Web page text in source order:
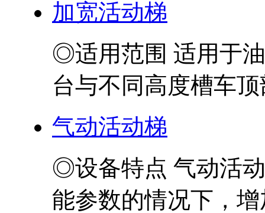
加宽活动梯
◎适用范围 适用于
台与不同高度槽车
气动活动梯
◎设备特点 气动活
能参数的情况下，